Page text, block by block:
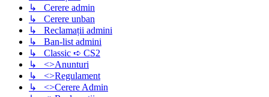
↳ Cerere admin
↳ Cerere unban
↳ Reclamații admini
↳ Ban-list admini
↳ Classic ➪ CS2
↳ <>Anunturi
↳ <>Regulament
↳ <>Cerere Admin